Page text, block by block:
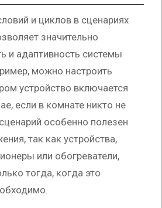
и циклов в сценариях
значительно
и адаптивность системы
можно настроить
устройство включается
если в комнате никто не
особенно полезен
так как устройства,
или обогреватели,
тогда, когда это